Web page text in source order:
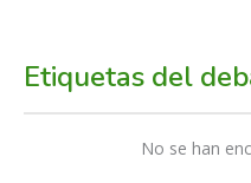
Etiquetas del
No se han